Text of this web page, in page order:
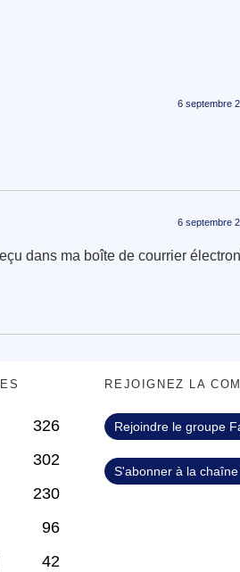
6 septembre
6 septembre
dans ma boîte de courrier
326
302
230
96
42
REJOIGNEZ LA
Rejoindre le groupe
S'abonner à la